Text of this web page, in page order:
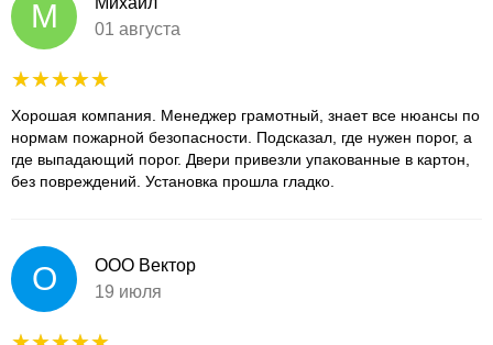
М
01 августа
Хорошая компания. Менеджер грамотный, знает все нюансы по
нормам пожарной безопасности. Подсказал, где нужен порог, а
где выпадающий порог. Двери привезли упакованные в картон,
без повреждений. Установка прошла гладко.
О
ООО Вектор
19 июля